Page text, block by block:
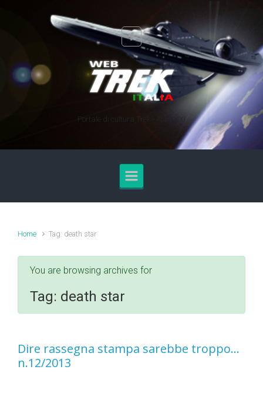
Skip to main content
Portale di cultura Trek - Anno XXI
Home Tag: death star
You are browsing archives for
Tag: death star
Dire rassegna stampa sarebbe troppo…
n.12/2013